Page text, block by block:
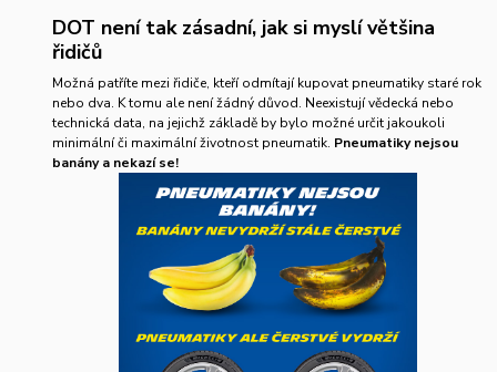
DOT není tak zásadní, jak si myslí většina
řidičů
Možná patříte mezi řidiče, kteří odmítají kupovat pneumatiky staré rok
nebo dva. K tomu ale není žádný důvod. Neexistují vědecká nebo
technická data, na jejichž základě by bylo možné určit jakoukoli
minimální či maximální životnost pneumatik. Pneumatiky nejsou
banány a nekazí se!